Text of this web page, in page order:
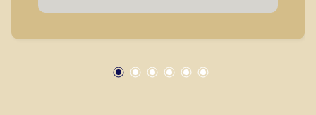
atender seus clientes com agilidade e
prontos, usados ou mesmo nos principais